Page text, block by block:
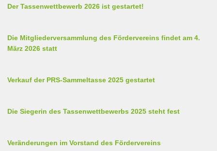
Der Tassenwettbewerb 2026 ist gestartet!
Die Mitgliederversammlung des Fördervereins findet am 4.
März 2026 statt
Verkauf der PRS-Sammeltasse 2025 gestartet
Die Siegerin des Tassenwettbewerbs 2025 steht fest
Veränderungen im Vorstand des Fördervereins